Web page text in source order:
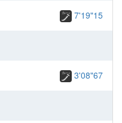
7'19"15
3'08"67